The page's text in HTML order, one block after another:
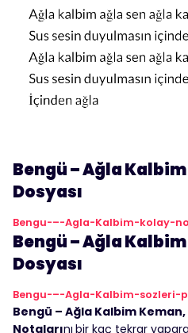
Bengü – Ağla
Dosyası
Bengu-–-Agla-Kalbim-kolay-
Bengü – Ağla Kalbim
Dosyası
Bengu-–-Agla-Kalbim-sozleri-
Bengü – Ağla Kalbim
Notalarını bir kaç tekrar